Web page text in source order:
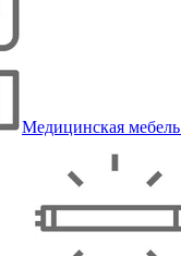
Медицинская мебель